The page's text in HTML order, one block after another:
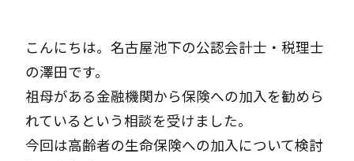
こんにちは。名古屋池下の公認会計士・税理士
の澤田です。
祖母がある金融機関から保険への加入を勧めら
れているという相談を受けました。
今回は高齢者の生命保険への加入について検討